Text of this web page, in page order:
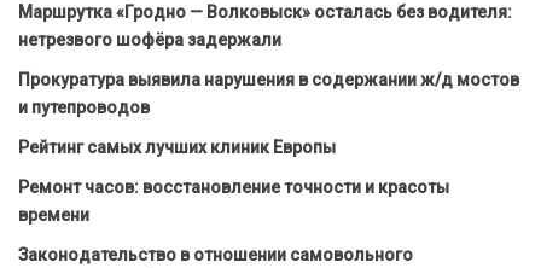
Маршрутка «Гродно — Волковыск» осталась без водителя:
нетрезвого шофёра задержали
Прокуратура выявила нарушения в содержании ж/д мостов
и путепроводов
Рейтинг самых лучших клиник Европы
Ремонт часов: восстановление точности и красоты
времени
Законодательство в отношении самовольного